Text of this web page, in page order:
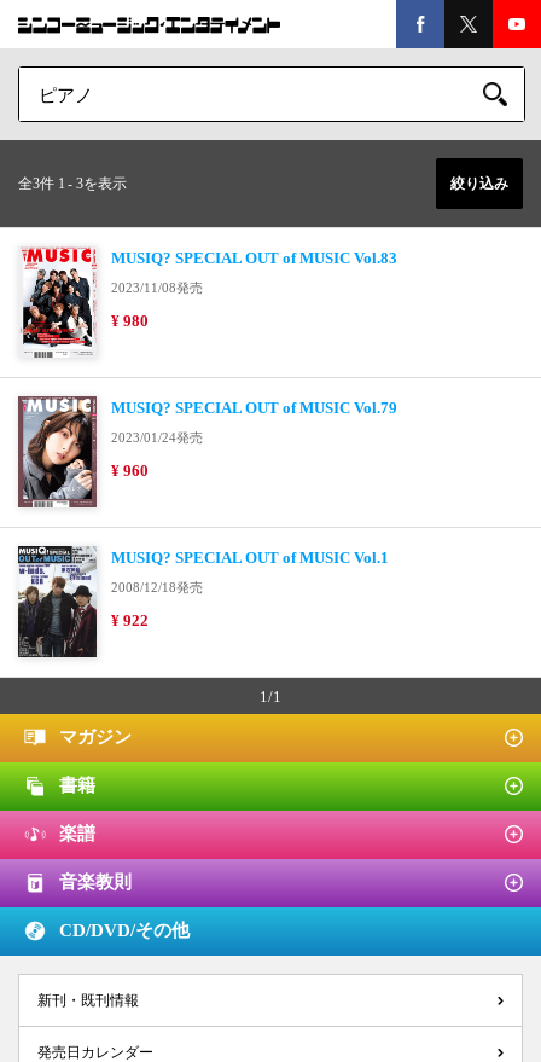
全3件 1 - 3を表示 絞り込み
MUSIQ? SPECIAL OUT of MUSIC Vol.83
2023/11/08発売
¥ 980
MUSIQ? SPECIAL OUT of MUSIC Vol.79
2023/01/24発売
¥ 960
MUSIQ? SPECIAL OUT of MUSIC Vol.1
2008/12/18発売
¥ 922
1/1
マガジン
書籍
楽譜
音楽教則
CD/DVD/その他
新刊・既刊情報
発売日カレンダー